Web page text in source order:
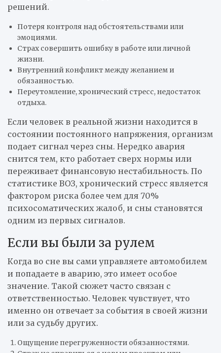
решений.
Потеря контроля над обстоятельствами или
эмоциями.
Страх совершить ошибку в работе или личной
жизни.
Внутренний конфликт между желанием и
обязанностью.
Переутомление, хронический стресс, недостаток
отдыха.
Если человек в реальной жизни находится в
состоянии постоянного напряжения, организм
подает сигнал через сны. Нередко авария
снится тем, кто работает сверх нормы или
переживает финансовую нестабильность. По
статистике ВОЗ, хронический стресс является
фактором риска более чем для 70%
психосоматических жалоб, и сны становятся
одним из первых сигналов.
Если вы были за рулем
Когда во сне вы сами управляете автомобилем
и попадаете в аварию, это имеет особое
значение. Такой сюжет часто связан с
ответственностью. Человек чувствует, что
именно он отвечает за события в своей жизни
или за судьбу других.
Ощущение перегруженности обязанностями.